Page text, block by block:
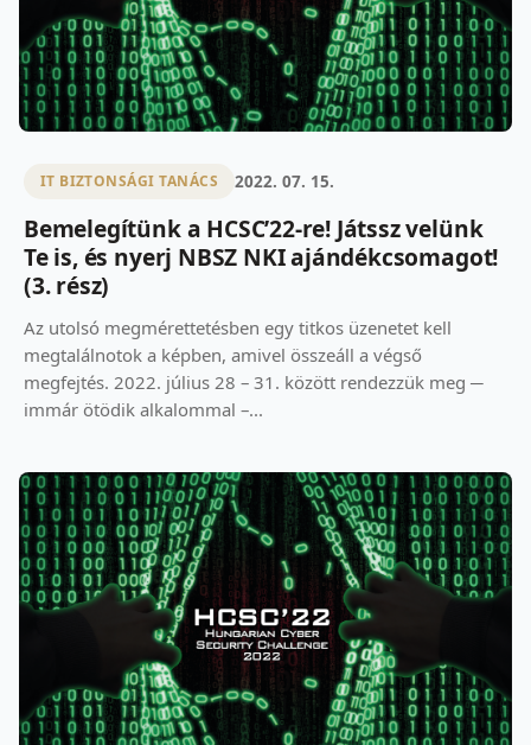
IT BIZTONSÁGI TANÁCS 2022. 07. 15.
Bemelegítünk a HCSC’22-re! Játssz velünk
Te is, és nyerj NBSZ NKI ajándékcsomagot!
(3. rész)
Az utolsó megmérettetésben egy titkos üzenetet kell
megtalálnotok a képben, amivel összeáll a végső
megfejtés. 2022. július 28 – 31. között rendezzük meg ─
immár ötödik alkalommal –...